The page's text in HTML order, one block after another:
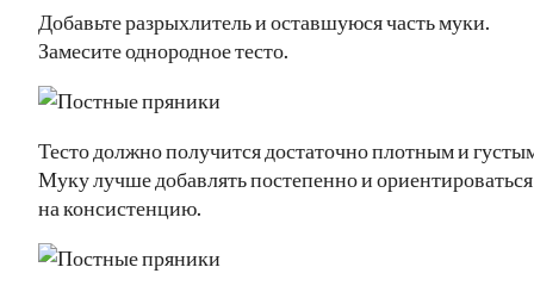
Добавьте разрыхлитель и оставшуюся часть муки.
Замесите однородное тесто.
Тесто должно получится достаточно плотным и
Муку лучше добавлять постепенно и ориентироваться
на консистенцию.